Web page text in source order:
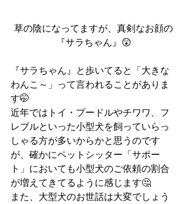
草の陰になってますが、真剣なお顔の
『サラちゃん』😲
『サラちゃん』と歩いてると「大きな
わんこ～」って言われることがありま
す🤭
近年ではトイ・プードルやチワワ、フ
レブルといった小型犬を飼っていらっ
しゃる方が多いからかと思うのです
が、確かにペットシッター「サポー
ト」においても小型犬のご依頼の割合
が増えてきてるように感じます🤔
また、大型犬のお世話は大変でしょう